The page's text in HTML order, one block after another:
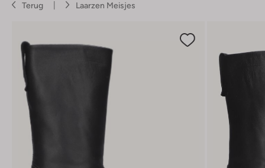
Terug Laarzen Meisjes